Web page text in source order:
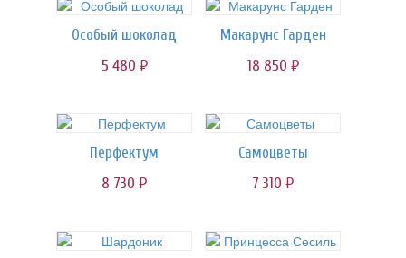
Особый шоколад
5 480 руб.
Макарунс Гарден
18 850 руб.
Перфектум
8 730 руб.
Самоцветы
7 310 руб.